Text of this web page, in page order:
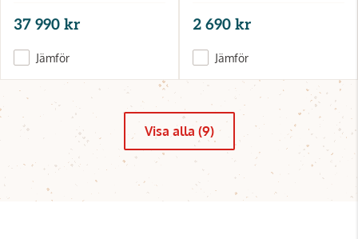
37 990 kr
Jämför
2 690 kr
Jämför
Visa alla (9)